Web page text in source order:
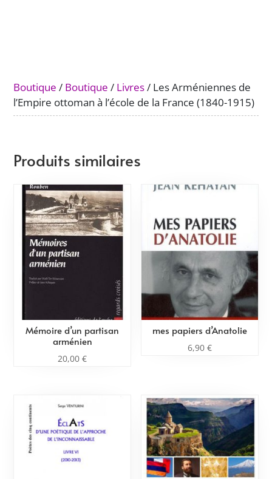
Boutique / Boutique / Livres/ Les Arméniennes de
l’Empire ottoman à l’école de la France (1840-1915)
Produits similaires
Mémoire d’un partisan
arménien
20,00€
mes papiers d’Anatolie
6,90 €